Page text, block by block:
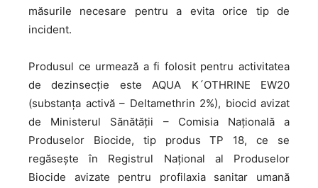
măsurile necesare pentru a evita orice tip de
incident.
Produsul ce urmează a fi folosit pentru activitatea
de dezinsecție este AQUA K´OTHRINE EW20
(substanța activă – Deltamethrin 2%), biocid avizat
de Ministerul Sănătății – Comisia Națională a
Produselor Biocide, tip produs TP 18, ce se
regăsește în Registrul Național al Produselor
Biocide avizate pentru profilaxia sanitar umană